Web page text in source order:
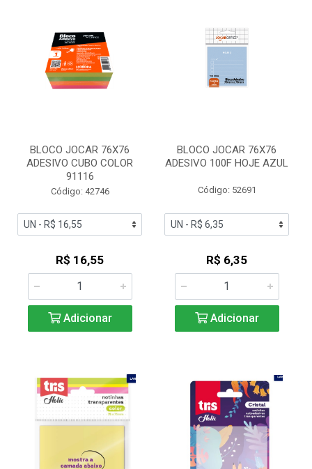
BLOCO JOCAR 76X76
ADESIVO CUBO COLOR
91116
Código: 42746
R$ 16,55
Adicionar
BLOCO JOCAR 76X76
ADESIVO 100F HOJE AZUL
Código: 52691
R$ 6,35
Adicionar